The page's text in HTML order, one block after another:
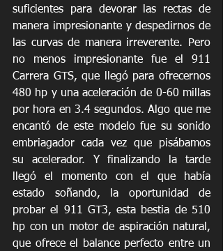
suficientes para devorar las rectas de
manera impresionante y despedirnos de
las curvas de manera irreverente. Pero
no menos impresionante fue el 911
Carrera GTS, que llegó para ofrecernos
480 hp y una aceleración de 0-60 millas
por hora en 3.4 segundos. Algo que me
encantó de este modelo fue su sonido
embriagador cada vez que pisábamos
su acelerador. Y finalizando la tarde
llegó el momento con el que había
estado soñando, la oportunidad de
probar el 911 GT3, esta bestia de 510
hp con un motor de aspiración natural,
que ofrece el balance perfecto entre un